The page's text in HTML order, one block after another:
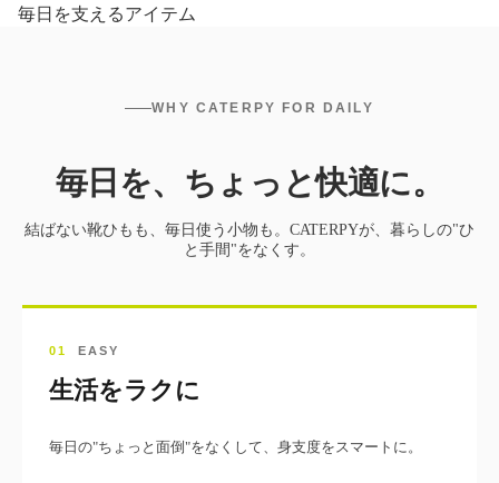
毎日を支えるアイテム
WHY CATERPY FOR DAILY
毎日を、ちょっと快適に。
結ばない靴ひもも、毎日使う小物も。CATERPYが、暮らしの"ひ
と手間"をなくす。
01 EASY
生活をラクに
毎日の"ちょっと面倒"をなくして、身支度をスマートに。